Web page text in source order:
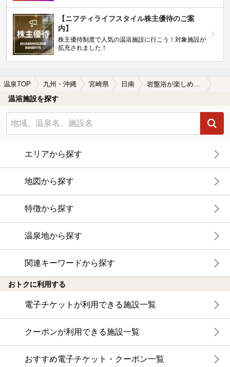
【ニフティライフスタイル株主優待のご案
内】
株主優待制度で人気の温浴施設に行こう！対象施設が
拡充されました！
温泉TOP 九州・沖縄 宮崎県 日南 岩盤浴が楽しめる日南の温泉、日帰り温泉、スーパー銭湯おすすめ
温浴施設を探す
エリアから探す
地図から探す
特徴から探す
温泉地から探す
関連キーワードから探す
おトクに利用する
電子チケットが利用できる施設一覧
クーポンが利用できる施設一覧
おすすめ電子チケット・クーポン一覧